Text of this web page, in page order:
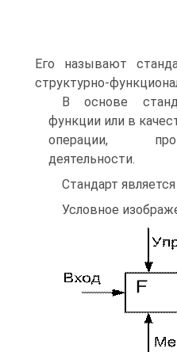
Его называют
структурно-
В основе
функции или в
операции,
деятельности.
Стандарт
Условное